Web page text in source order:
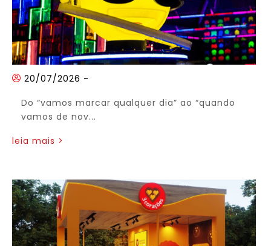
20/07/2026 -
Do “vamos marcar qualquer dia” ao “quando
vamos de nov...
leia mais >